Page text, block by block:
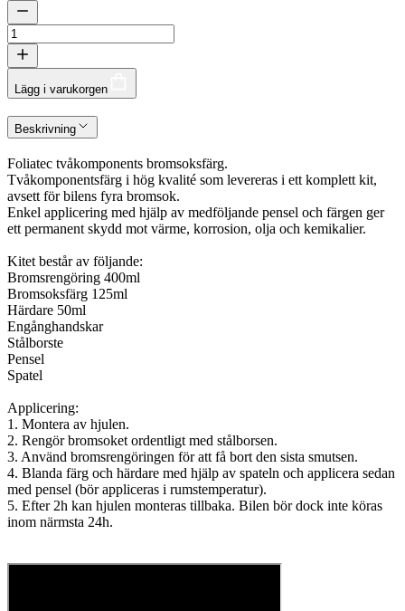
Lägg i varukorgen
Beskrivning
Foliatec tvåkomponents bromsoksfärg.
Tvåkomponentsfärg i hög kvalité som levereras i ett komplett kit,
avsett för bilens fyra bromsok.
Enkel applicering med hjälp av medföljande pensel och färgen ger
ett permanent skydd mot värme, korrosion, olja och kemikalier.
Kitet består av följande:
Bromsrengöring 400ml
Bromsoksfärg 125ml
Härdare 50ml
Engånghandskar
Stålborste
Pensel
Spatel
Applicering:
1. Montera av hjulen.
2. Rengör bromsoket ordentligt med stålborsen.
3. Använd bromsrengöringen för att få bort den sista smutsen.
4. Blanda färg och härdare med hjälp av spateln och applicera sedan
med pensel (bör appliceras i rumstemperatur).
5. Efter 2h kan hjulen monteras tillbaka. Bilen bör dock inte köras
inom närmsta 24h.